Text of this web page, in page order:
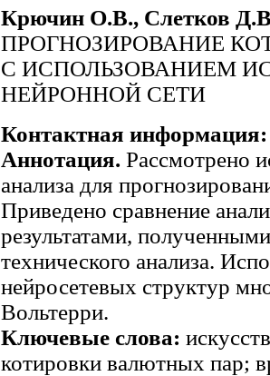
Крючин О.В., Слетков
ПРОГНОЗИРОВАНИЕ
С ИСПОЛЬЗОВАНИЕМ
НЕЙРОННОЙ СЕТИ
Контактная информация:
Аннотация. Рассмотрено
анализа для
Приведено сравнение
результатами,
технического анализа.
нейросетевых структур
Вольтерри.
Ключевые слова:
котировки валютных пар;